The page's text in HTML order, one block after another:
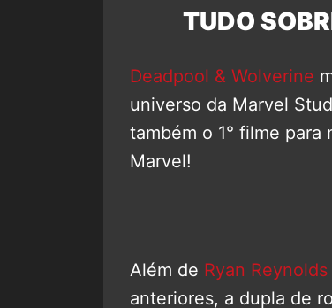
TUDO
Deadpool & Wolverine
universo da Marvel
também o 1° filme
Marvel!
Além de Ryan Reynolds
anteriores, a dupla de